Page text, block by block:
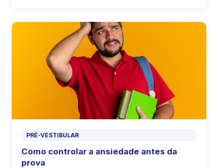
PRÉ-VESTIBULAR
Como controlar a ansiedade antes da
prova